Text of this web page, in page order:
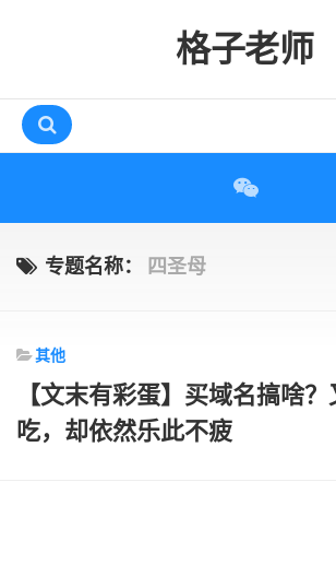
格子老师
互动
读者
专题名称： 四圣母
其他
【文末有彩蛋】买域名搞啥
吃，却依然乐此不疲